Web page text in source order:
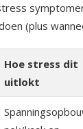
(plus
Hoe stress dit
uitlokt